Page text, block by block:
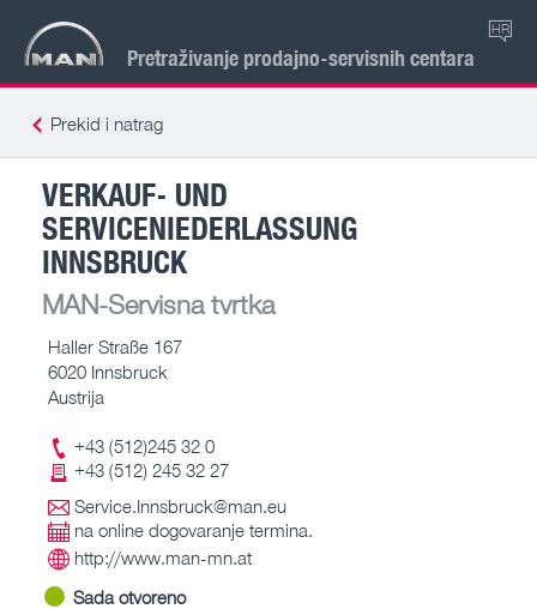
Pretraživanje prodajno-servisnih centara
HR
Prekid i natrag
VERKAUF- UND
SERVICENIEDERLASSUNG
INNSBRUCK
MAN-Servisna tvrtka
Haller Straße 167
6020 Innsbruck
Austrija
+43 (512)245 32 0
+43 (512) 245 32 27
Service.Innsbruck@man.eu
na online dogovaranje termina.
http://www.man-mn.at
Sada otvoreno